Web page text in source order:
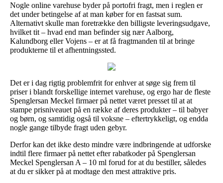
Nogle online varehuse byder på portofri fragt, men i reglen er
det under betingelse af at man køber for en fastsat sum.
Alternativt skulle man foretrække den billigste leveringsudgave,
hvilket tit – hvad end man befinder sig nær Aalborg,
Kalundborg eller Vojens – er at få fragtmanden til at bringe
produkterne til et afhentningssted.
Det er i dag rigtig problemfrit for enhver at søge sig frem til
priser i blandt forskellige internet varehuse, og ergo har de fleste
Spenglersan Meckel firmaer på nettet været presset til at at
stampe prisniveauet på en række af deres produkter – til babyer
og børn, og samtidig også til voksne – eftertrykkeligt, og endda
nogle gange tilbyde fragt uden gebyr.
Derfor kan det ikke desto mindre være indbringende at udforske
indtil flere firmaer på nettet efter rabatkoder på Spenglersan
Meckel Spenglersan A – 10 ml forud for at du bestiller, således
at du er sikker på at modtage den mest attraktive pris.